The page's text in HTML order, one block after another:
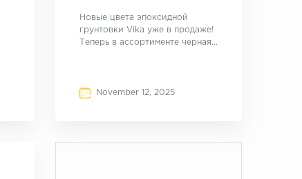
Новые цвета эпоксидной
грунтовки Vika уже в продаже!
Теперь в ассортименте черная...
November 12, 2025